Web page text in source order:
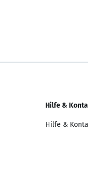
Hilfe &
Hilfe &